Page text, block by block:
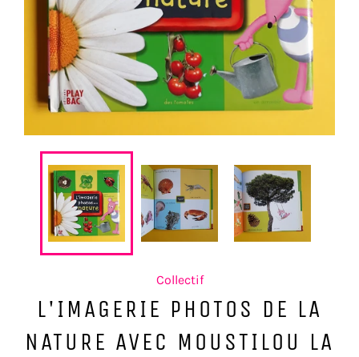
Collectif
L'IMAGERIE PHOTOS DE LA
NATURE AVEC MOUSTILOU LA